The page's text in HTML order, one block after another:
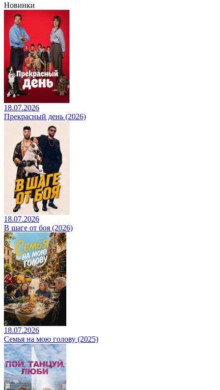
Новинки
18.07.2026
Прекрасный день (2026)
18.07.2026
В шаге от боя (2026)
18.07.2026
Семья на мою голову (2025)